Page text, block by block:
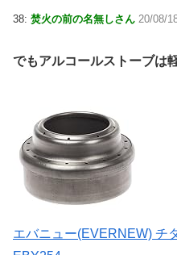
38: 焚火の前の名無しさん 20/08/
でもアルコールストーブは
エバニュー(EVERNEW) チ